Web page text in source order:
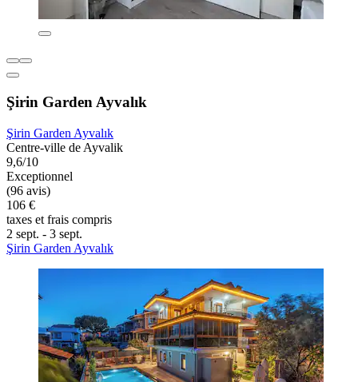
Şirin Garden Ayvalık
Şirin Garden Ayvalık
Centre-ville de Ayvalik
9,6/10
Exceptionnel
(96 avis)
106 €
taxes et frais compris
2 sept. - 3 sept.
Şirin Garden Ayvalık